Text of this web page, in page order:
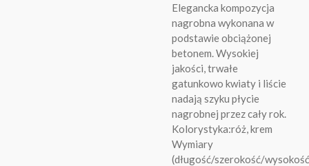
Elegancka kompozycja
nagrobna wykonana w
podstawie obciążonej
betonem. Wysokiej
jakości, trwałe
gatunkowo kwiaty i liście
nadają szyku płycie
nagrobnej przez cały rok.
Kolorystyka:róż, krem
Wymiary
(długość/szerokość/